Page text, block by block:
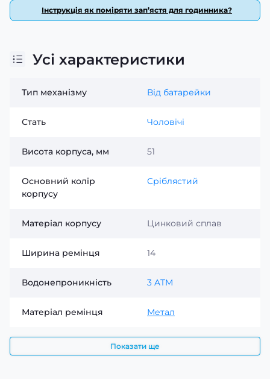
Інструкція як поміряти зап’ястя для годинника?
Усі характеристики
Тип механізму Від батарейки
Стать Чоловічі
Висота корпуса, мм 51
Основний колір
корпусу
Сріблястий
Матеріал корпусу Цинковий сплав
Ширина ремінця 14
Водонепроникність 3 ATM
Матеріал ремінця Метал
Показати ще